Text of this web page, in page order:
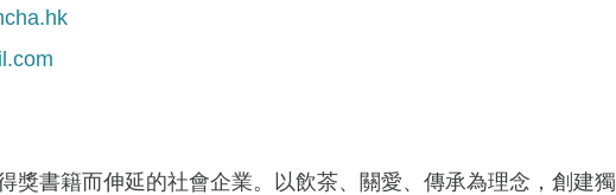
獎書籍而伸延的社會企業。以飲茶、關愛、傳承為理念，創